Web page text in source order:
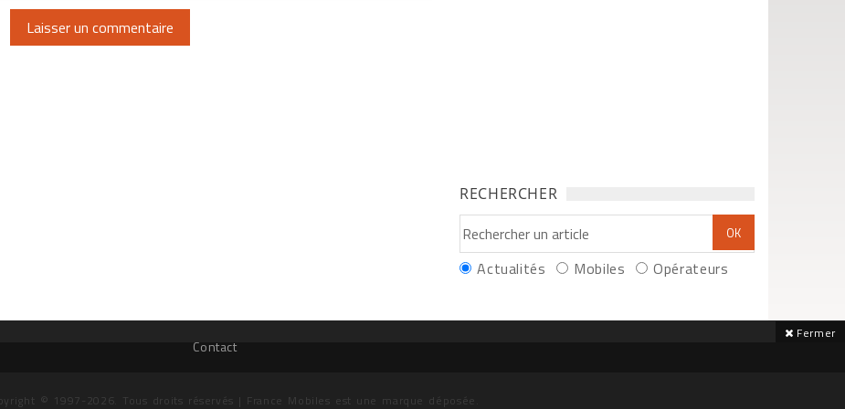
RECHERCHER
Actualités Mobiles Opérateurs
Contact
© 1997-2026. Tous droits réservés | France Mobiles est une marque déposée.
Fermer